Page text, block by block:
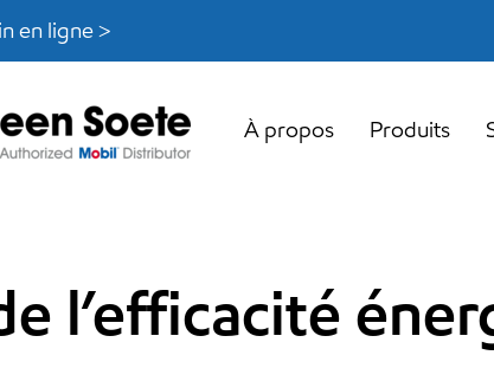
en ligne >
À propos Produits
l’efficacité